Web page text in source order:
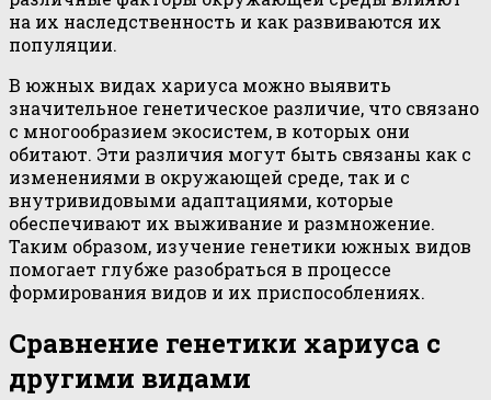
на их наследственность и как развиваются их
популяции.
В южных видах хариуса можно выявить
значительное генетическое различие, что связано
с многообразием экосистем, в которых они
обитают. Эти различия могут быть связаны как с
изменениями в окружающей среде, так и с
внутривидовыми адаптациями, которые
обеспечивают их выживание и размножение.
Таким образом, изучение генетики южных видов
помогает глубже разобраться в процессе
формирования видов и их приспособлениях.
Сравнение генетики хариуса с
другими видами